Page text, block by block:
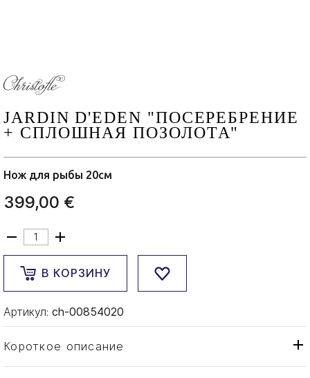
JARDIN D'EDEN "ПОСЕРЕБРЕНИЕ
+ СПЛОШНАЯ ПОЗОЛОТА"
Нож для рыбы 20см
399,00 €
В КОРЗИНУ
Артикул: ch-00854020
Короткое описание